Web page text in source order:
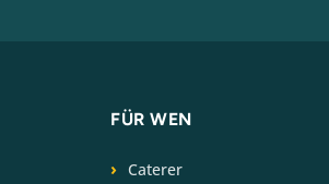
FÜR WEN
Caterer